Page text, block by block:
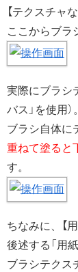
【テクスチャ
ここからブラ
実際にブラシ
バス」を使用）。
ブラシ自体に
重ねて塗ると
す。
ちなみに、【
後述する「用
ブラシテクス